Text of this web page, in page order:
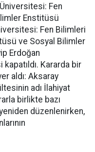
Fen
Enstitüsü
Fen Bilimleri
ve Sosyal Bilimler
Erdoğan
Kararda bir
aldı: Aksaray
adı İlahiyat
birlikte bazı
düzenlenirken,